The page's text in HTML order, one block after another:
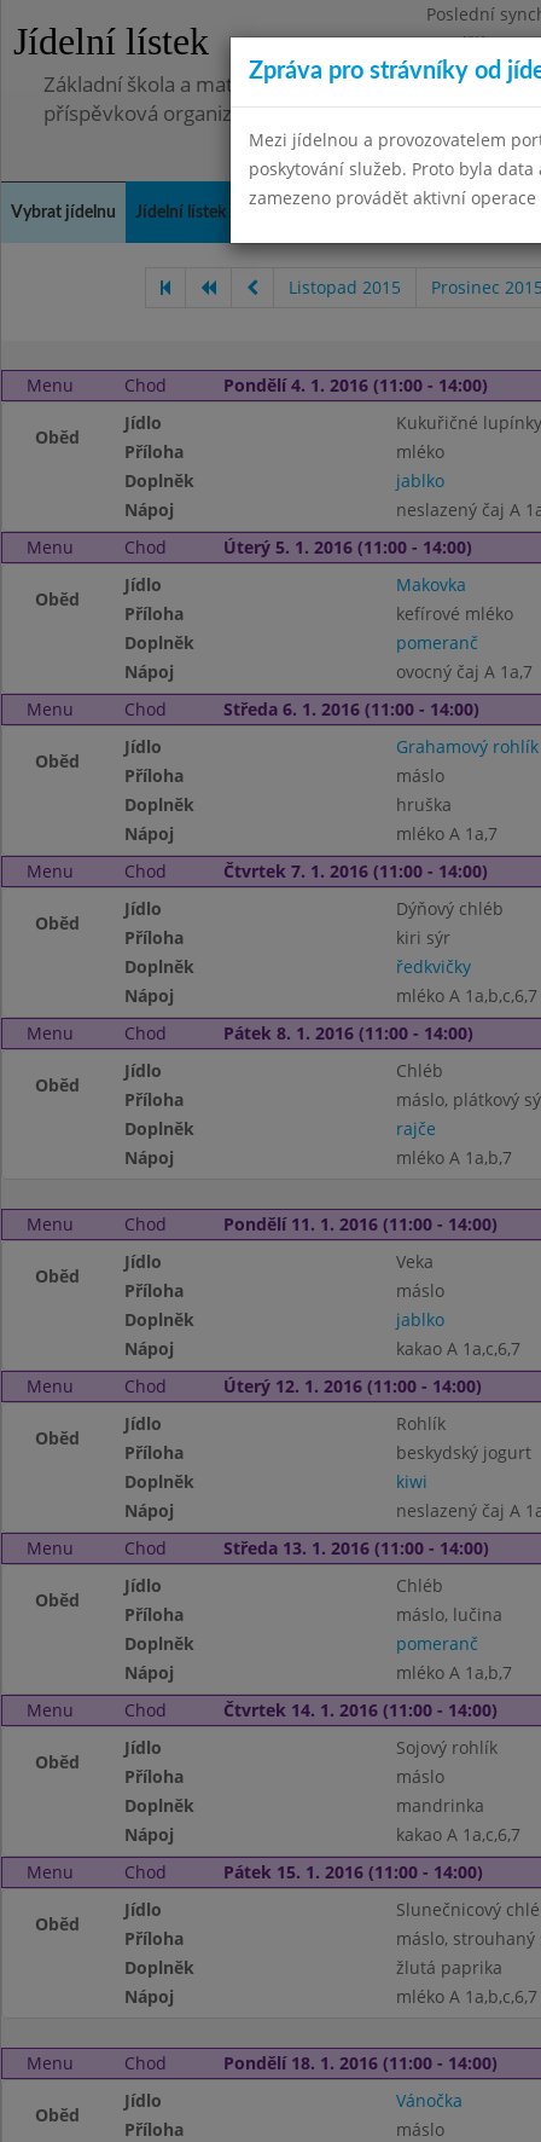
Jídelní lístek
Poslední
Pondělí
Základní škola a mateřská škola, Pavlovice u
příspěvková organizace
Vybrat jídelnu Jídelní lístek Kontakty a informace
Listopad 2015 Prosinec
Menu Chod Pondělí 4. 1. 2016 (11:00 - 14:00)
Oběd
Jídlo
Kukuřičné lupínky
Příloha
mléko
Doplněk
jablko
Nápoj
neslazený čaj A
Menu
Chod Úterý 5. 1. 2016 (11:00 - 14:00)
Oběd
Jídlo
Makovka
Příloha
kefírové mléko
Doplněk
pomeranč
Nápoj
ovocný čaj A 1a,7
Menu
Chod Středa 6. 1. 2016 (11:00 - 14:00)
Oběd
Jídlo
Grahamový rohlík
Příloha
máslo
Doplněk
hruška
Nápoj
mléko A 1a,7
Menu
Chod Čtvrtek 7. 1. 2016 (11:00 - 14:00)
Oběd
Jídlo
Dýňový chléb
Příloha
kiri sýr
Doplněk
ředkvičky
Nápoj
mléko A 1a,b,c,6,7
Menu
Chod Pátek 8. 1. 2016 (11:00 - 14:00)
Oběd
Jídlo
Chléb
Příloha
máslo, plátkový
Doplněk
rajče
Nápoj
mléko A 1a,b,7
Menu Chod Pondělí 11. 1. 2016 (11:00 - 14:00)
Oběd
Jídlo
Veka
Příloha
máslo
Doplněk
jablko
Nápoj
kakao A 1a,c,6,7
Menu
Chod Úterý 12. 1. 2016 (11:00 - 14:00)
Oběd
Jídlo
Rohlík
Příloha
beskydský jogurt
Doplněk
kiwi
Nápoj
neslazený čaj A
Menu
Chod Středa 13. 1. 2016 (11:00 - 14:00)
Oběd
Jídlo
Chléb
Příloha
máslo, lučina
Doplněk
pomeranč
Nápoj
mléko A 1a,b,7
Menu
Chod Čtvrtek 14. 1. 2016 (11:00 - 14:00)
Oběd
Jídlo
Sojový rohlík
Příloha
máslo
Doplněk
mandrinka
Nápoj
kakao A 1a,c,6,7
Menu
Chod Pátek 15. 1. 2016 (11:00 - 14:00)
Oběd
Jídlo
Slunečnicový
Příloha
máslo, strouhaný
Doplněk
žlutá paprika
Nápoj
mléko A 1a,b,c,6,7
Menu Chod Pondělí 18. 1. 2016 (11:00 - 14:00)
Oběd
Jídlo
Vánočka
Příloha
máslo
Zpráva pro strávníky od
Mezi jídelnou a provozovatelem
poskytování služeb. Proto byla
zamezeno provádět aktivní